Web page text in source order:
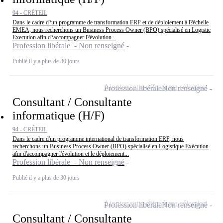
94 - CRÉTEIL
Dans le cadre d?un programme de transformation ERP et de déploiement à l?échelle
EMEA, nous recherchons un Business Process Owner (BPO) spécialisé en Logistic
Execution afin d?accompagner l?évolution...
Profession libérale - Non renseigné
Publié il y a plus de 30 jours
Consultant / Consultante
informatique (H/F)
94 - CRÉTEIL
Dans le cadre d'un programme international de transformation ERP, nous
recherchons un Business Process Owner (BPO) spécialisé en Logistique Exécution
afin d'accompagner l'évolution et le déploiement...
Profession libérale - Non renseigné
Publié il y a plus de 30 jours
Profession libéraleNon renseigné
Ajouter cette offre à ma sélection
Consultant / Consultante
Profession libéraleNon renseigné
Ajouter cette offre à ma sélection